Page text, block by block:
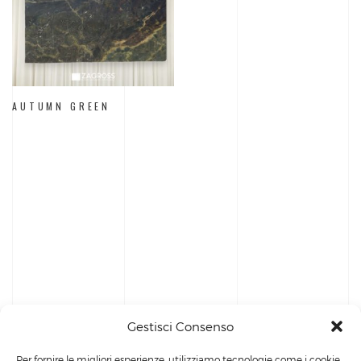
Gestisci Consenso
AUTUMN GREEN